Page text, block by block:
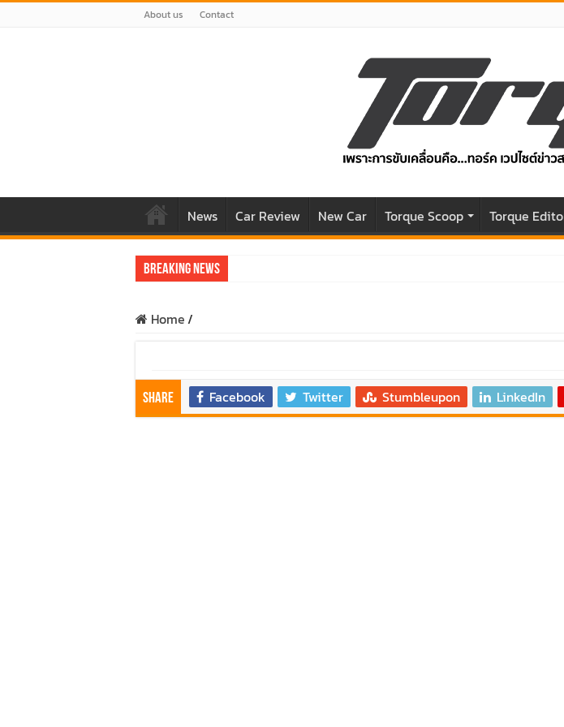
About us Contact
News Car Review New Car Torque Scoop Torque
Breaking News
รีวิว ลองขับรถกระบะรุ่นพิเศษ FORD RANGER MS-RT ครั้งแรกในสนามแข่
Home/
Share Facebook Twitter Stumbleupon LinkedIn